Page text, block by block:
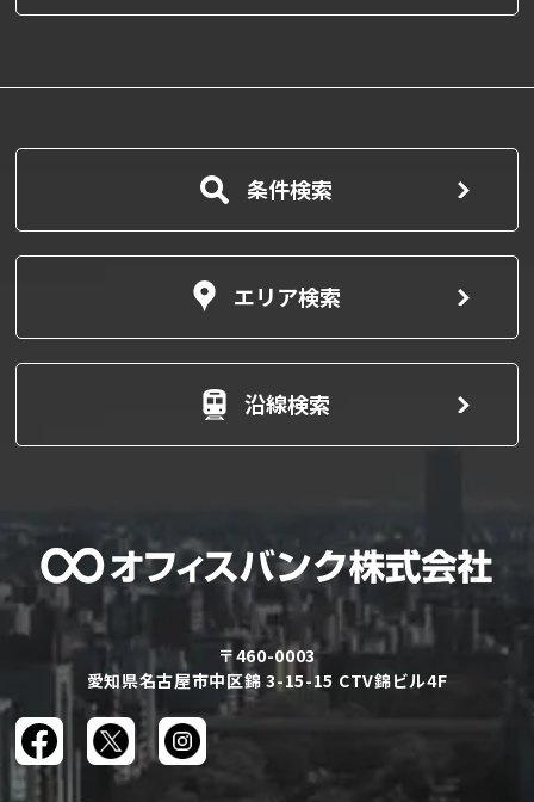
条件検索
エリア検索
沿線検索
〒460-0003
愛知県名古屋市中区錦 3-15-15 CTV錦ビル4F